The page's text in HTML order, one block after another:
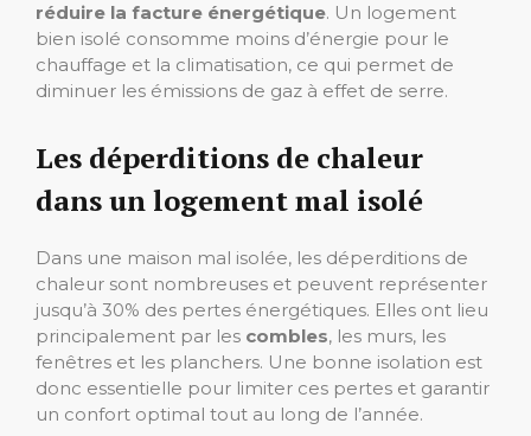
réduire la facture énergétique. Un logement
bien isolé consomme moins d’énergie pour le
chauffage et la climatisation, ce qui permet de
diminuer les émissions de gaz à effet de serre.
Les déperditions de chaleur
dans un logement mal isolé
Dans une maison mal isolée, les déperditions de
chaleur sont nombreuses et peuvent représenter
jusqu’à 30% des pertes énergétiques. Elles ont lieu
principalement par les combles, les murs, les
fenêtres et les planchers. Une bonne isolation est
donc essentielle pour limiter ces pertes et garantir
un confort optimal tout au long de l’année.